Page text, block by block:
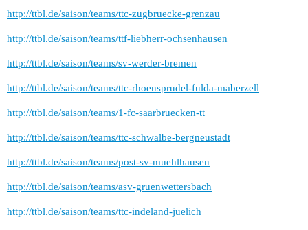
http://ttbl.de/saison/teams/ttc-zugbruecke-grenzau
http://ttbl.de/saison/teams/ttf-liebherr-ochsenhausen
http://ttbl.de/saison/teams/sv-werder-bremen
http://ttbl.de/saison/teams/ttc-rhoensprudel-fulda-maberzell
http://ttbl.de/saison/teams/1-fc-saarbruecken-tt
http://ttbl.de/saison/teams/ttc-schwalbe-bergneustadt
http://ttbl.de/saison/teams/post-sv-muehlhausen
http://ttbl.de/saison/teams/asv-gruenwettersbach
http://ttbl.de/saison/teams/ttc-indeland-juelich